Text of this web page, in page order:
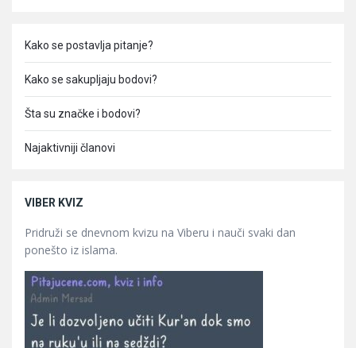
Kako se postavlja pitanje?
Kako se sakupljaju bodovi?
Šta su značke i bodovi?
Najaktivniji članovi
VIBER KVIZ
Pridruži se dnevnom kvizu na Viberu i nauči svaki dan
ponešto iz islama.